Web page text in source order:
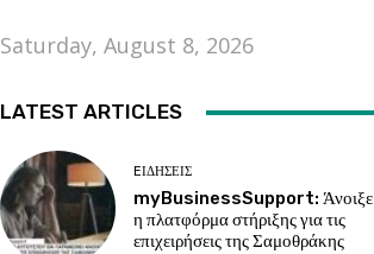
Saturday, August 8, 2026
LATEST ARTICLES
EΙΔΗΣΕΙΣ
myBusinessSupport: Άνοιξε
η πλατφόρμα στήριξης για τις
επιχειρήσεις της Σαμοθράκης